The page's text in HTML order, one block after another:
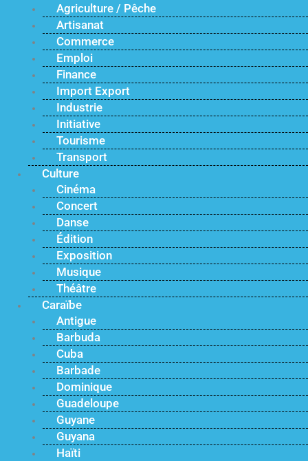
Agriculture / Pêche
Artisanat
Commerce
Emploi
Finance
Import Export
Industrie
Initiative
Tourisme
Transport
Culture
Cinéma
Concert
Danse
Édition
Exposition
Musique
Théâtre
Caraïbe
Antigue
Barbuda
Cuba
Barbade
Dominique
Guadeloupe
Guyane
Guyana
Haïti